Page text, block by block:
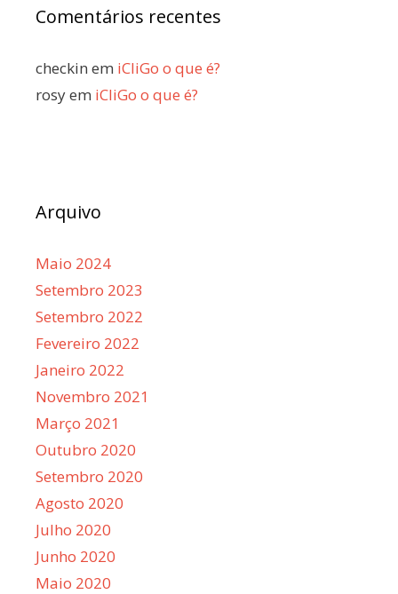
Comentários recentes
checkin em iCliGo o que é?
rosyem iCliGo o que é?
Arquivo
Maio 2024
Setembro 2023
Setembro 2022
Fevereiro 2022
Janeiro 2022
Novembro 2021
Março 2021
Outubro 2020
Setembro 2020
Agosto 2020
Julho 2020
Junho 2020
Maio 2020